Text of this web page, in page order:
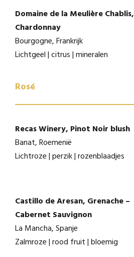
Domaine de la Meulière Chablis,
Chardonnay
Bourgogne, Frankrijk
Lichtgeel | citrus | mineralen
Rosé
Recas Winery, Pinot Noir blush
Banat, Roemenië
Lichtroze | perzik | rozenblaadjes
Castillo de Aresan, Grenache –
Cabernet Sauvignon
La Mancha, Spanje
Zalmroze | rood fruit | bloemig